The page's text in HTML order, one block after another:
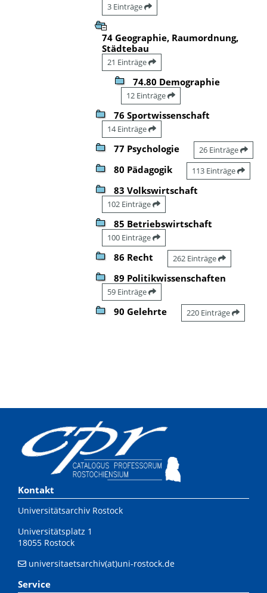
3 Einträge
74 Geographie, Raumordnung,
Städtebau
21 Einträge
74.80 Demographie
12 Einträge
76 Sportwissenschaft
14 Einträge
77 Psychologie 26 Einträge
80 Pädagogik 113 Einträge
83 Volkswirtschaft
102 Einträge
85 Betriebswirtschaft
100 Einträge
86 Recht 262 Einträge
89 Politikwissenschaften
59 Einträge
90 Gelehrte 220 Einträge
Kontakt
Universitätsarchiv Rostock
Universitätsplatz 1
18055 Rostock
universitaetsarchiv(at)uni-rostock.de
Service